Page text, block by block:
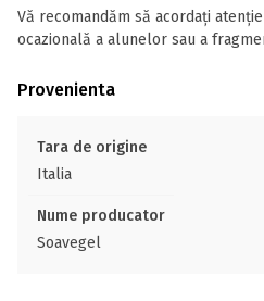
Vă recomandăm să acordați
ocazională a alunelor sau a
Provenienta
Tara de origine
Italia
Nume producator
Soavegel